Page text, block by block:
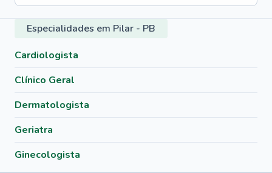
Especialidades em Pilar - PB
Cardiologista
Clínico Geral
Dermatologista
Geriatra
Ginecologista